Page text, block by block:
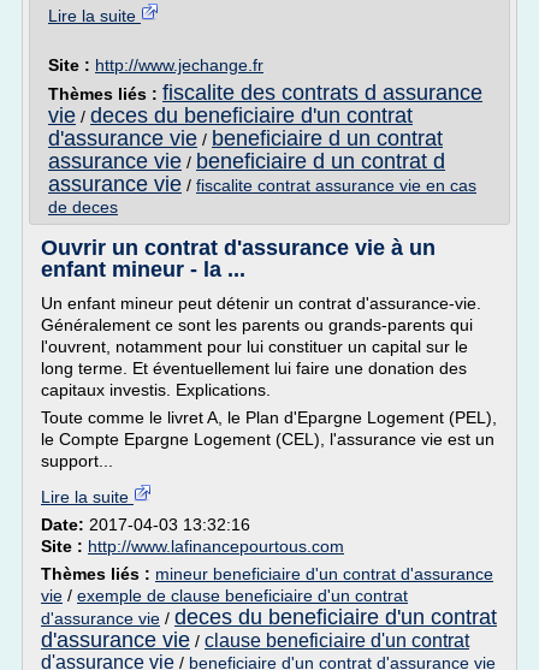
Lire la suite
Site : http://www.jechange.fr
Thèmes liés : fiscalite des contrats d assurance
vie / deces du beneficiaire d'un contrat
d'assurance vie / beneficiaire d un contrat
assurance vie / beneficiaire d un contrat d
assurance vie / fiscalite contrat assurance vie en cas
de deces
Ouvrir un contrat d'assurance vie à un
enfant mineur - la ...
Un enfant mineur peut détenir un contrat d'assurance-vie.
Généralement ce sont les parents ou grands-parents qui
l'ouvrent, notamment pour lui constituer un capital sur le
long terme. Et éventuellement lui faire une donation des
capitaux investis. Explications.
Toute comme le livret A, le Plan d'Epargne Logement (PEL),
le Compte Epargne Logement (CEL), l'assurance vie est un
support...
Lire la suite
Date: 2017-04-03 13:32:16
Site : http://www.lafinancepourtous.com
Thèmes liés : mineur beneficiaire d'un contrat d'assurance
vie / exemple de clause beneficiaire d'un contrat
d'assurance vie / deces du beneficiaire d'un contrat
d'assurance vie / clause beneficiaire d'un contrat
d'assurance vie / beneficiaire d'un contrat d'assurance vie